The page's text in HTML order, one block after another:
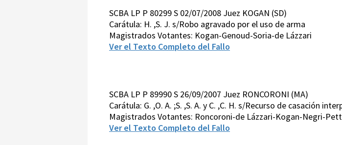
SCBA LP P 80299 S 02/07/2008 Juez KOGAN (SD)
Carátula: H. ,S. J. s/Robo agravado por el uso de arma
Magistrados Votantes: Kogan-Genoud-Soria-de Lázzari
Ver el Texto Completo del Fallo
SCBA LP P 89990 S 26/09/2007 Juez RONCORONI (MA)
Carátula: G. ,O. A. ;S. ,S. A. y C. ,C. H. s/Recurso de casación
Magistrados Votantes: Roncoroni-de Lázzari-Kogan-Negri-
Ver el Texto Completo del Fallo